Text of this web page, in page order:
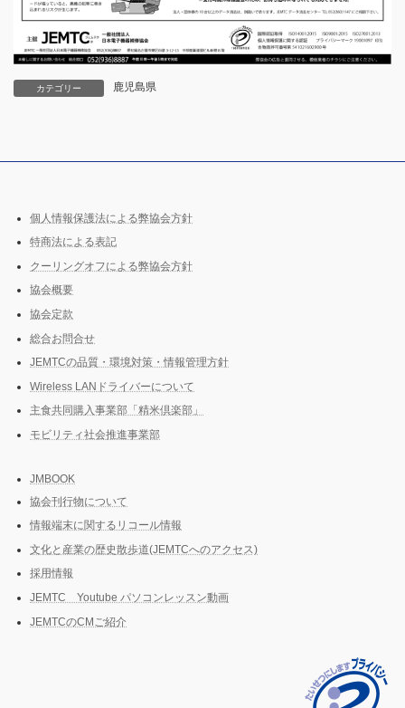
カテゴリー 鹿児島県
個人情報保護法による弊協会方針
特商法による表記
クーリングオフによる弊協会方針
協会概要
協会定款
総合お問合せ
JEMTCの品質・環境対策・情報管理方針
Wireless LANドライバーについて
主食共同購入事業部「精米倶楽部」
モビリティ社会推進事業部
JMBOOK
協会刊行物について
情報端末に関するリコール情報
文化と産業の歴史散歩道(JEMTCへのアクセス)
採用情報
JEMTC Youtube パソコンレッスン動画
JEMTCのCMご紹介